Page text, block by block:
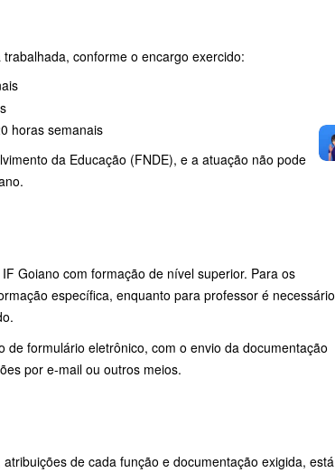
conforme o encargo exercido:
horas semanais
da Educação (FNDE), e a atuação não pode
Goiano com formação de nível superior. Para os
específica, enquanto para professor é necessário
formulário eletrônico, com o envio da documentação
por e-mail ou outros meios.
de cada função e documentação exigida, está